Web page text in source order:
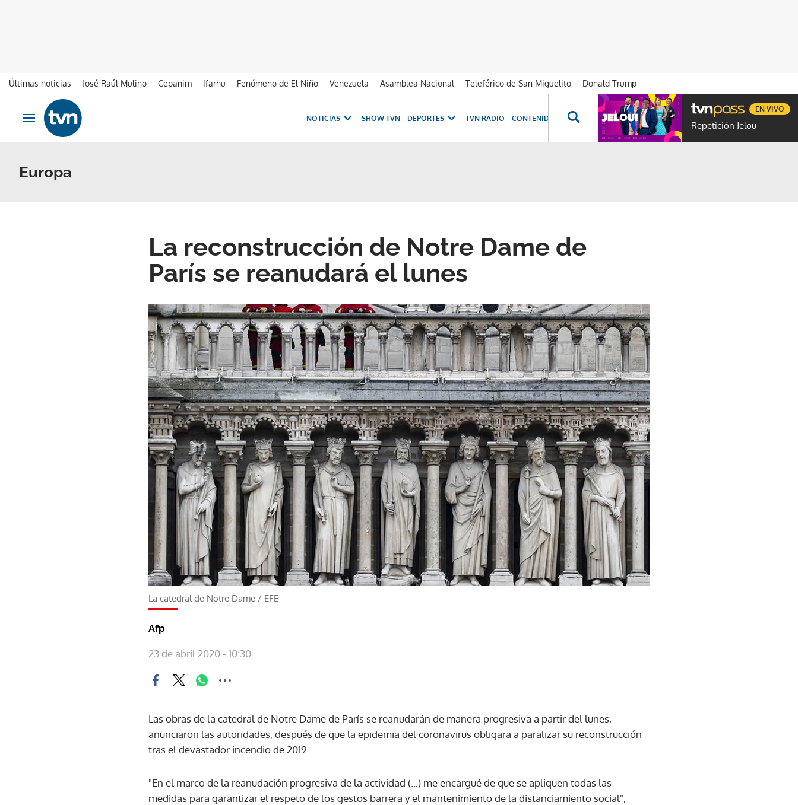
Últimas noticias José Raúl Mulino Cepanim Ifarhu Fenómeno de El Niño Venezuela Asamblea Nacional Teleférico de San Miguelito
Donald Trump
Ir al contenido
Obrir navegació
NOTICIAS SHOW TVN DEPORTES TVN RADIO CONTENIDOS ESPECIALES NOVELAS PROGRAMAS GENTE TVN
Repetición Jelou
EN VIVO
Europa
La reconstrucción de Notre Dame de
París se reanudará el lunes
La catedral de Notre Dame / EFE
Afp
23 de abril 2020 - 10:30
Las obras de la catedral de Notre Dame de París se reanudarán de manera progresiva a partir del lunes,
anunciaron las autoridades, después de que la epidemia del coronavirus obligara a paralizar su reconstrucción
tras el devastador incendio de 2019.
"En el marco de la reanudación progresiva de la actividad (...) me encargué de que se apliquen todas las
medidas para garantizar el respeto de los gestos barrera y el mantenimiento de la distanciamiento social",